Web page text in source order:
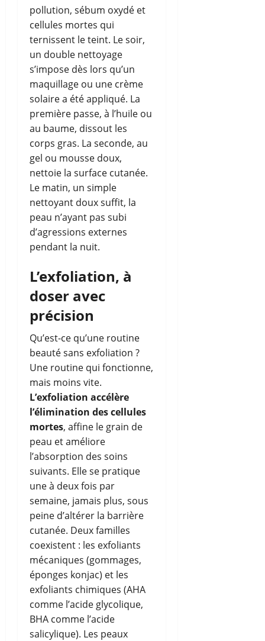
pollution, sébum oxydé et
cellules mortes qui
ternissent le teint. Le soir,
un double nettoyage
s’impose dès lors qu’un
maquillage ou une crème
solaire a été appliqué. La
première passe, à l’huile ou
au baume, dissout les
corps gras. La seconde, au
gel ou mousse doux,
nettoie la surface cutanée.
Le matin, un simple
nettoyant doux suffit, la
peau n’ayant pas subi
d’agressions externes
pendant la nuit.
L’exfoliation, à
doser avec
précision
Qu’est-ce qu’une routine
beauté sans exfoliation ?
Une routine qui fonctionne,
mais moins vite.
L’exfoliation accélère
l’élimination des cellules
mortes, affine le grain de
peau et améliore
l’absorption des soins
suivants. Elle se pratique
une à deux fois par
semaine, jamais plus, sous
peine d’altérer la barrière
cutanée. Deux familles
coexistent : les exfoliants
mécaniques (gommages,
éponges konjac) et les
exfoliants chimiques (AHA
comme l’acide glycolique,
BHA comme l’acide
salicylique). Les peaux